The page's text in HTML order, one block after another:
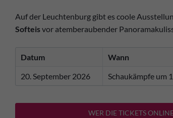
Auf der Leuchtenburg gibt es coole
Softeisvor atemberaubender
Datum Wann
20. September 2026
Schaukämpfe um
WER DIE TICKETS